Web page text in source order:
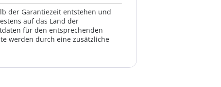
der Garantiezeit entstehen und
auf das Land der
für den entsprechenden
werden durch eine zusätzliche